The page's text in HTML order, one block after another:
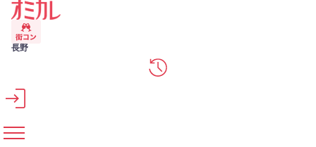
メインコンテンツへスキップ
長野